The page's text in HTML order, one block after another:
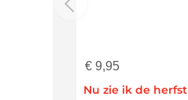
€ 9,95
Nu zie ik de herfst